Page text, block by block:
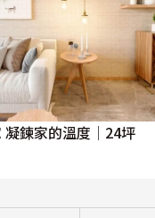
凝鍊家的溫度│24坪